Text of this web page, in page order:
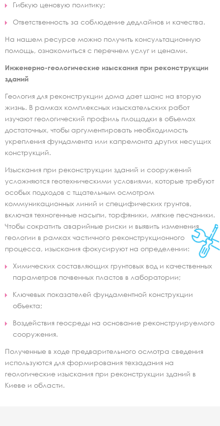
Гибкую ценовую политику;
Ответственность за соблюдение дедлайнов и качества.
На нашем ресурсе можно получить консультационную
помощь, ознакомиться с перечнем услуг и ценами.
Инженерно-геологические изыскания при реконструкции
зданий
Геология для реконструкции дома дает шанс на вторую
жизнь. В рамках комплексных изыскательских работ
изучают геологический профиль площадки в объемах
достаточных, чтобы аргументировать необходимость
укрепления фундамента или капремонта других несущих
конструкций.
Изыскания при реконструкции зданий и сооружений
усложняются геотехническими условиями, которые требуют
особых подходов с тщательным осмотром
коммуникационных линий и специфических грунтов,
включая техногенные насыпи, торфяники, мягкие песчаники.
Чтобы сократить аварийные риски и выявить изменения
геологии в рамках частичного реконструкционного
процесса, изыскания фокусируют на определении:
Химических составляющих грунтовых вод и качественных
параметров почвенных пластов в лаборатории;
Ключевых показателей фундаментной конструкции
объекта;
Воздействия геосреды на основание реконструируемого
сооружения.
Полученные в ходе предварительного осмотра сведения
используются для формирования техзадания на
геологические изыскания при реконструкции зданий в
Киеве и области.